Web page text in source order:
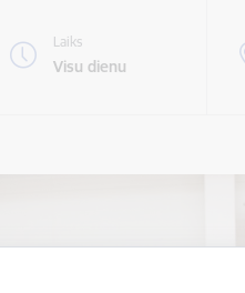
Laiks
Visu dienu